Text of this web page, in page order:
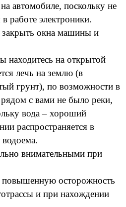
автомобиле, поскольку не
работе электроники.
закрыть окна машины и
находитесь на открытой
лечь на землю (в
грунт), по возможности в
с вами не было реки,
вода – хороший
распространяется в
внимательными при
осторожность
и при нахождении